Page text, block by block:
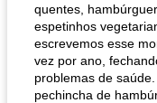
quentes,
espetinhos
escrevemos esse
vez por ano,
problemas de
pechincha de